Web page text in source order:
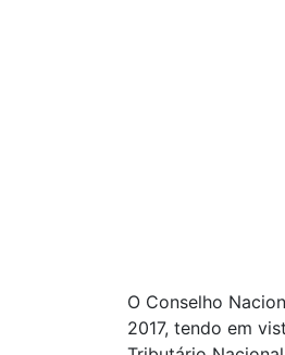
O Conselho
2017, tendo em